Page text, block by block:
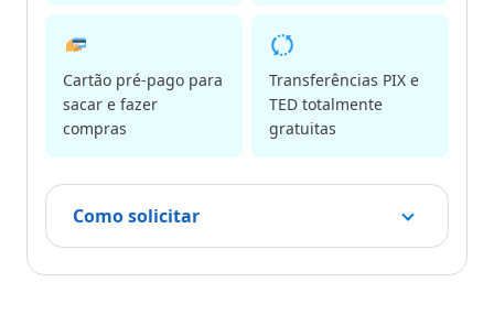
Cartão pré-pago para
sacar e fazer
compras
Transferências PIX e
TED totalmente
gratuitas
Como solicitar